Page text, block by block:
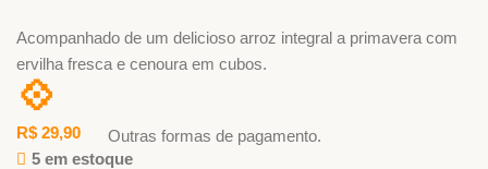
Acompanhado de um delicioso arroz integral a primavera com
ervilha fresca e cenoura em cubos.
💠
R$ 29,90
Outras formas de pagamento.
5 em estoque